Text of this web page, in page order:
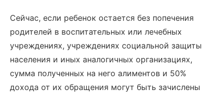
Сейчас, если ребенок остается без попечения
родителей в воспитательных или лечебных
учреждениях, учреждениях социальной защиты
населения и иных аналогичных организациях,
сумма полученных на него алиментов и 50%
дохода от их обращения могут быть зачислены